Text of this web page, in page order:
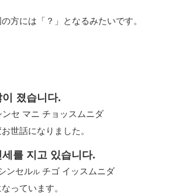
方には「？」となるみたいです。
이 졌습니다.
ンセ マニ チョッスムニダ
世話になりました。
세를 지고 있습니다.
ンセルル チゴ イッスムニダ
っています。